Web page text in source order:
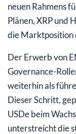
neuen Rahmens
Plänen, XRP und
die Marktposition
Der Erwerb von
Governance-
weiterhin als
Dieser Schritt,
USDe beim
unterstreicht die